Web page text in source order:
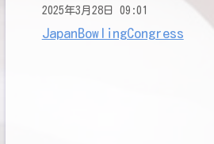
2025年3月28日 09:01
JapanBowlingCongress